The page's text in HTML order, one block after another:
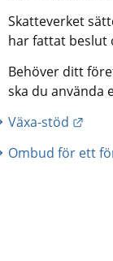
Skatteverket
har fattat beslut
Behöver ditt
ska du använda
Växa-stöd
Ombud för ett